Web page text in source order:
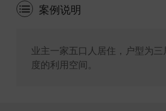
案例说明
业主一家五口人居住，户型为
度的利用空间。